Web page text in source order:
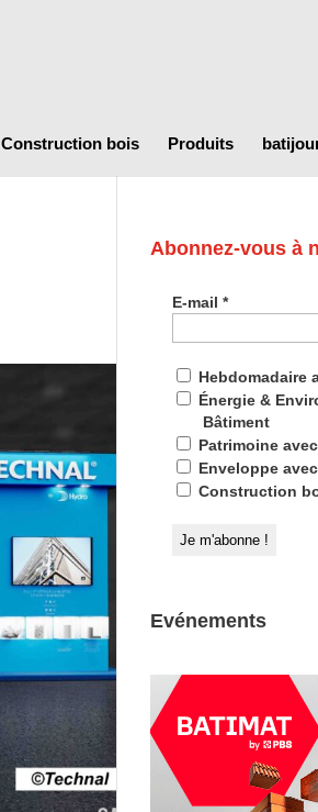
Construction bois Produits
Abonnez-vous à
E-mail*
Hebdomadaire
Énergie &
Bâtiment
Patrimoine
Enveloppe
Construction
Evénements